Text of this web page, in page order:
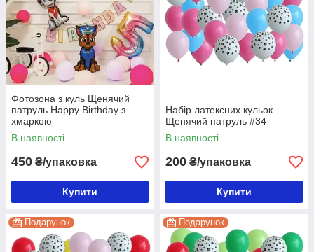
Фотозона з куль Щенячий
патруль Happy Birthday з
хмаркою
В наявності
450 ₴/упаковка
Купити
Набір латексних кульок
Щенячий патруль #34
В наявності
200 ₴/упаковка
Купити
Подарунок Подарунок